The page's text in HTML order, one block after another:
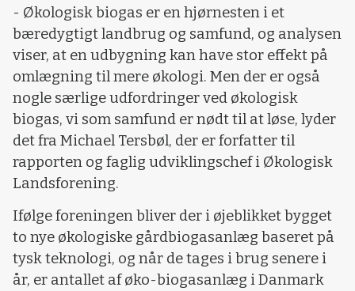
- Økologisk biogas er en hjørnesten i et
bæredygtigt landbrug og samfund, og analysen
viser, at en udbygning kan have stor effekt på
omlægning til mere økologi. Men der er også
nogle særlige udfordringer ved økologisk
biogas, vi som samfund er nødt til at løse, lyder
det fra Michael Tersbøl, der er forfatter til
rapporten og faglig udviklingschef i Økologisk
Landsforening.
Ifølge foreningen bliver der i øjeblikket bygget
to nye økologiske gårdbiogasanlæg baseret på
tysk teknologi, og når de tages i brug senere i
år, er antallet af øko-biogasanlæg i Danmark